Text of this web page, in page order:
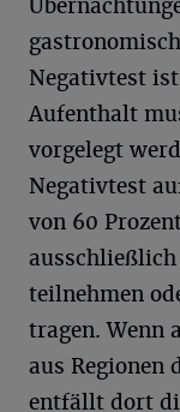
Negativtest
Aufenthalt
vorgelegt
Negativtest
von 60
ausschließlich
teilnehmen
tragen. Wenn
aus Regionen
entfällt dort